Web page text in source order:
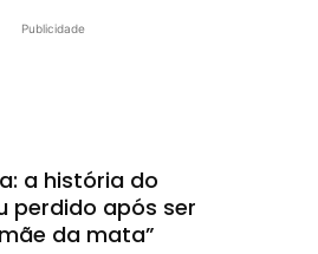
Publicidade
a história do
perdido após ser
da mata”